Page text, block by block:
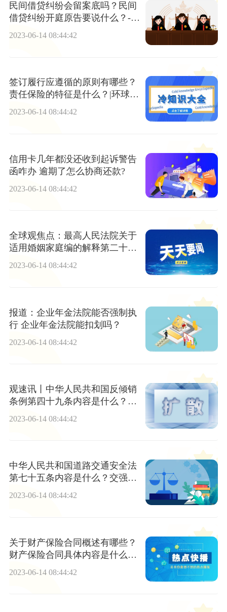
民间借贷纠纷会留案底吗？民间
借贷纠纷开庭原告要说什么？-全
球简讯
2023-06-14 08:44:42
签订履行应遵循的原则有哪些？
责任保险的特征是什么？|环球视
讯
2023-06-14 08:44:42
信用卡几年都没还收到起诉警告
函咋办 逾期了怎么协商还款?
2023-06-14 08:44:42
全球观焦点：最高人民法院关于
适用婚姻家庭编的解释第二十九
条的内容是什么？
2023-06-14 08:44:42
报道：企业年金法院能否强制执
行 企业年金法院能扣划吗？
2023-06-14 08:44:42
观速讯丨中华人民共和国反倾销
条例第四十九条内容是什么？反
2023-06-14 08:44:42
中华人民共和国道路交通安全法
第七十五条内容是什么？交强险
的内容是什么？
2023-06-14 08:44:42
关于财产保险合同概述有哪些？
财产保险合同具体内容是什么？
2023-06-14 08:44:42